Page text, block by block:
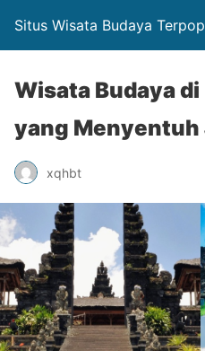
Situs Wisata Budaya
Wisata Budaya
yang Menyentuh
xqhbt